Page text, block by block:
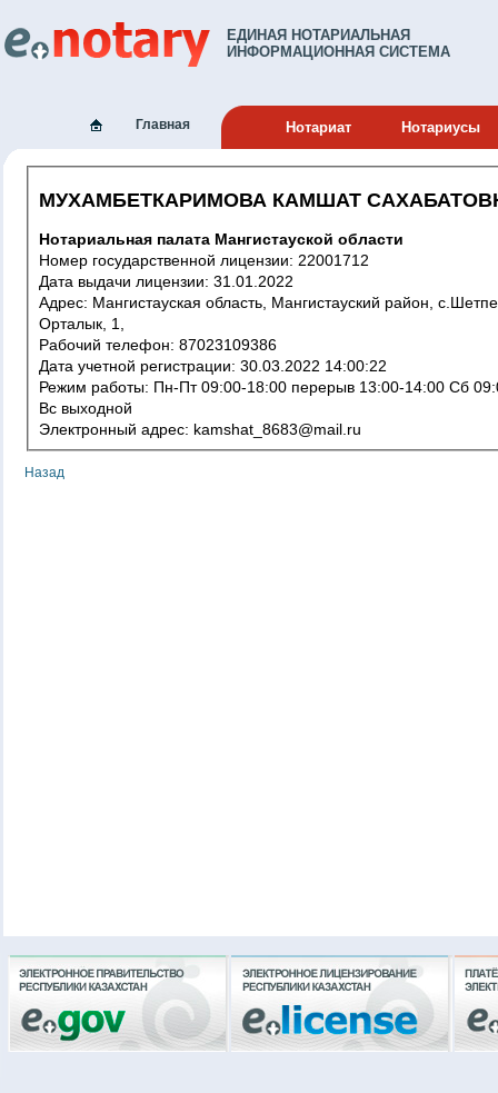
ЕДИНАЯ НОТАРИАЛЬНАЯ
ИНФОРМАЦИОННАЯ СИСТЕМА
Главная Нотариат Нотариусы
МУХАМБЕТКАРИМОВА КАМШАТ
Нотариальная палата Мангистауской области
Номер государственной лицензии: 22001712
Дата выдачи лицензии: 31.01.2022
Адрес: Мангистауская область, Мангистауский район, с.Шетпе,
Орталык, 1,
Рабочий телефон: 87023109386
Дата учетной регистрации: 30.03.2022 14:00:22
Режим работы: Пн-Пт 09:00-18:00 перерыв 13:00-14:00 Сб 09:00-13:00
Вс выходной
Электронный адрес: kamshat_8683@mail.ru
Назад